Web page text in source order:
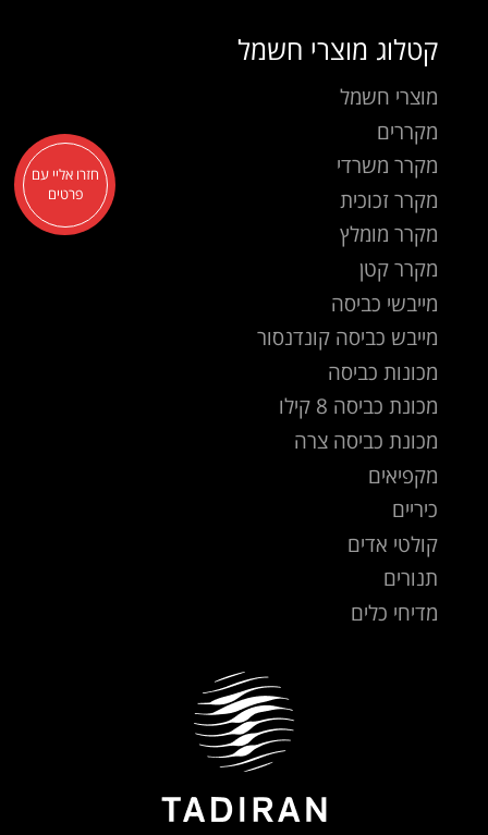
קטלוג מוצרי חשמל
מוצרי חשמל
מקררים
מקרר משרדי
מקרר זכוכית
מקרר מומלץ
מקרר קטן
מייבשי כביסה
מייבש כביסה קונדנסור
מכונות כביסה
מכונת כביסה 8 קילו
מכונת כביסה צרה
מקפיאים
כיריים
קולטי אדים
תנורים
מדיחי כלים
חזרו אליי עם
פרטים